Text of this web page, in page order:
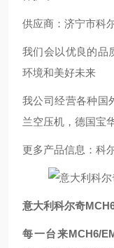
供应商：济宁市科
我们会以优良的品
环境和美好未来
我公司经营各种国
兰空压机，德国宝
更多产品信息：科
意大利科尔奇
每一台来MCH6/